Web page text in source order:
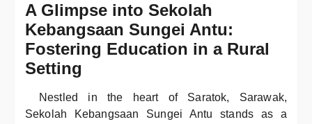
A Glimpse into Sekolah
Kebangsaan Sungei Antu:
Fostering Education in a Rural
Setting
Nestled in the heart of Saratok, Sarawak,
Sekolah Kebangsaan Sungei Antu stands as a